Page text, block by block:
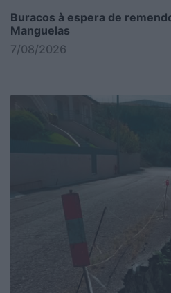
Buracos à espera de
Manguelas
7/08/2026